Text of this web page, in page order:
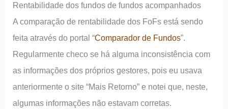
Rentabilidade dos fundos de fundos acompanhados
A comparação de rentabilidade dos FoFs está sendo
feita através do portal “Comparador de Fundos”.
Regularmente checo se há alguma inconsistência com
as informações dos próprios gestores, pois eu usava
anteriormente o site “Mais Retorno” e notei que, neste,
algumas informações não estavam corretas.